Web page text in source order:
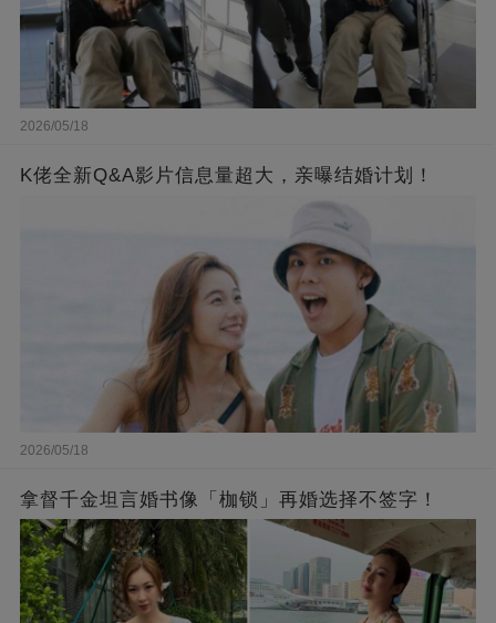
2026/05/18
K佬全新Q&A影片信息量超大，亲曝结婚计划！
2026/05/18
拿督千金坦言婚书像「枷锁」再婚选择不签字！